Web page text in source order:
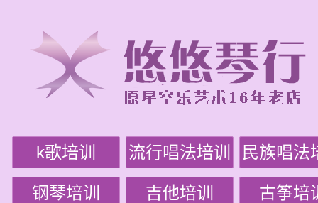
k歌培训 流行唱法培训 民族唱法
钢琴培训 吉他培训 古筝培